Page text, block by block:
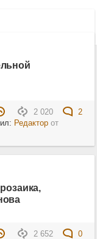
2 020
2
Редакторот
2 652
0